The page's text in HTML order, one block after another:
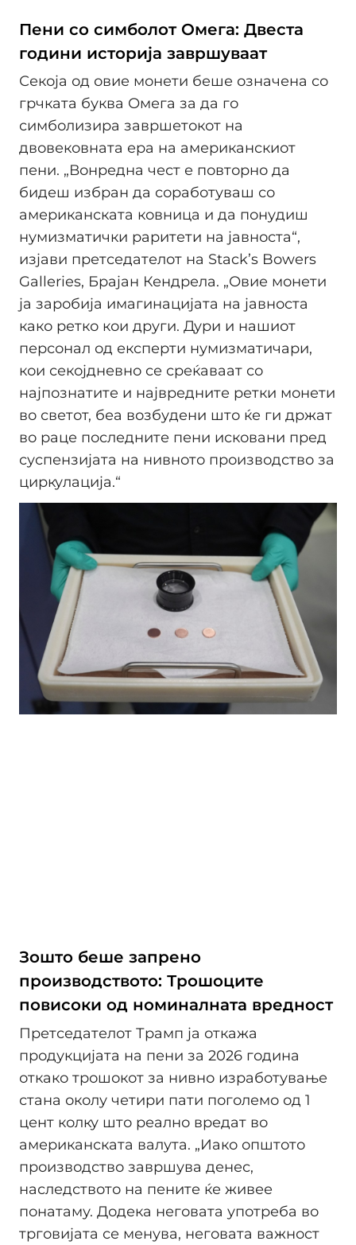
Пени со симболот Омега: Двеста
години историја завршуваат
Секоја од овие монети беше означена со
грчката буква Омега за да го
симболизира завршетокот на
двовековната ера на американскиот
пени. „Вонредна чест е повторно да
бидеш избран да соработуваш со
американската ковница и да понудиш
нумизматички раритети на јавноста“,
изјави претседателот на Stack’s Bowers
Galleries, Брајан Кендрела. „Овие монети
ја заробија имагинацијата на јавноста
како ретко кои други. Дури и нашиот
персонал од експерти нумизматичари,
кои секојдневно се среќаваат со
најпознатите и највредните ретки монети
во светот, беа возбудени што ќе ги држат
во раце последните пени исковани пред
суспензијата на нивното производство за
циркулација.“
Зошто беше запрено
производството: Трошоците
повисоки од номиналната вредност
Претседателот Трамп ја откажа
продукцијата на пени за 2026 година
откако трошокот за нивно изработување
стана околу четири пати поголемо од 1
цент колку што реално вредат во
американската валута. „Иако општото
производство завршува денес,
наследството на пените ќе живее
понатаму. Додека неговата употреба во
трговијата се менува, неговата важност